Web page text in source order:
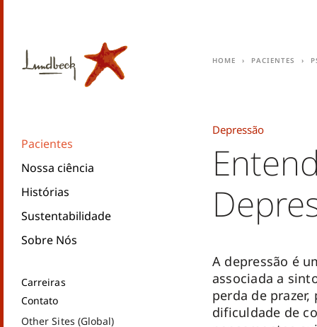
Pacientes
Nossa ciência
Histórias
Sustentabilidade
Sobre Nós
Carreiras
Contato
Other Sites (Global)
Home Pacientes
Depressão
A depressão é
associada a
perda de prazer,
dificuldade de